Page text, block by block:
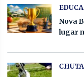
Nova
lugar